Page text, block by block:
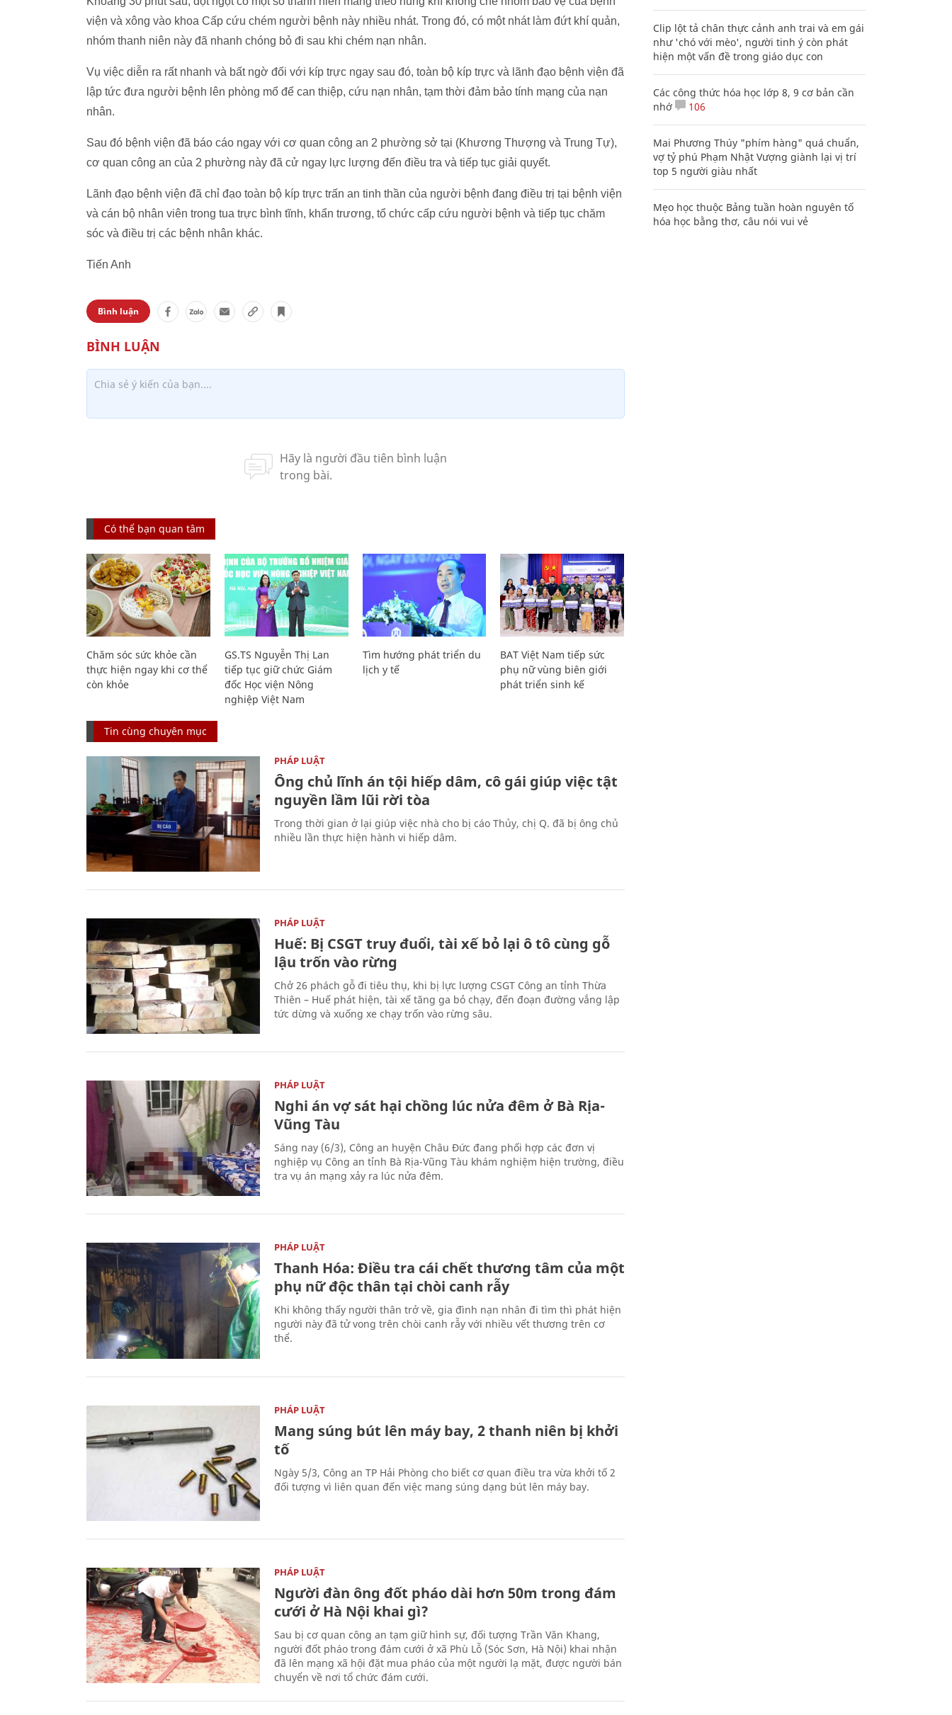
viện và xông vào khoa Cấp cứu chém người bệnh này nhiều nhát. Trong đó, có một nhát làm đứt khí quản,
nhóm thanh niên này đã nhanh chóng bỏ đi sau khi chém nạn nhân.
Vụ việc diễn ra rất nhanh và bất ngờ đối với kíp trực ngay sau đó, toàn bộ kíp trực và lãnh đạo bệnh viện đã
lập tức đưa người bệnh lên phòng mổ để can thiệp, cứu nạn nhân, tạm thời đảm bảo tính mạng của nạn
nhân.
Sau đó bệnh viện đã báo cáo ngay với cơ quan công an 2 phường sở tại (Khương Thượng và Trung Tự),
cơ quan công an của 2 phường này đã cử ngay lực lượng đến điều tra và tiếp tục giải quyết.
Lãnh đạo bệnh viện đã chỉ đạo toàn bộ kíp trực trấn an tinh thần của người bệnh đang điều trị tại bệnh viện
và cán bộ nhân viên trong tua trực bình tĩnh, khẩn trương, tổ chức cấp cứu người bệnh và tiếp tục chăm
sóc và điều trị các bệnh nhân khác.
Tiến Anh
Bình luận
Có thể bạn quan tâm
Chăm sóc sức khỏe cần
thực hiện ngay khi cơ thể
còn khỏe
GS.TS Nguyễn Thị Lan
tiếp tục giữ chức Giám
đốc Học viện Nông
nghiệp Việt Nam
Tìm hướng phát triển du
lịch y tế
BAT Việt Nam tiếp sức
phụ nữ vùng biên giới
phát triển sinh kế
Tin cùng chuyên mục
PHÁP LUẬT
Ông chủ lĩnh án tội hiếp dâm, cô gái giúp việc tật
nguyền lầm lũi rời tòa
Trong thời gian ở lại giúp việc nhà cho bị cáo Thủy, chị Q. đã bị ông chủ
nhiều lần thực hiện hành vi hiếp dâm.
PHÁP LUẬT
Huế: Bị CSGT truy đuổi, tài xế bỏ lại ô tô cùng gỗ
lậu trốn vào rừng
Chở 26 phách gỗ đi tiêu thụ, khi bị lực lượng CSGT Công an tỉnh Thừa
Thiên – Huế phát hiện, tài xế tăng ga bỏ chạy, đến đoạn đường vắng lập
tức dừng và xuống xe chạy trốn vào rừng sâu.
PHÁP LUẬT
Nghi án vợ sát hại chồng lúc nửa đêm ở Bà Rịa-
Vũng Tàu
Sáng nay (6/3), Công an huyện Châu Đức đang phối hợp các đơn vị
nghiệp vụ Công an tỉnh Bà Rịa-Vũng Tàu khám nghiệm hiện trường, điều
tra vụ án mạng xảy ra lúc nửa đêm.
PHÁP LUẬT
Thanh Hóa: Điều tra cái chết thương tâm của một
phụ nữ độc thân tại chòi canh rẫy
Khi không thấy người thân trở về, gia đình nạn nhân đi tìm thì phát hiện
người này đã tử vong trên chòi canh rẫy với nhiều vết thương trên cơ
thể.
PHÁP LUẬT
Mang súng bút lên máy bay, 2 thanh niên bị khởi
tố
Ngày 5/3, Công an TP Hải Phòng cho biết cơ quan điều tra vừa khởi tố 2
đối tượng vì liên quan đến việc mang súng dạng bút lên máy bay.
PHÁP LUẬT
Người đàn ông đốt pháo dài hơn 50m trong đám
cưới ở Hà Nội khai gì?
Sau bị cơ quan công an tạm giữ hình sự, đối tượng Trần Văn Khang,
người đốt pháo trong đám cưới ở xã Phù Lỗ (Sóc Sơn, Hà Nội) khai nhận
đã lên mạng xã hội đặt mua pháo của một người lạ mặt, được người bán
chuyển về nơi tổ chức đám cưới.
Clip lột tả chân thực cảnh anh trai và em gái
như 'chó với mèo', người tinh ý còn phát
hiện một vấn đề trong giáo dục con
Các công thức hóa học lớp 8, 9 cơ bản cần
nhớ
106
Mai Phương Thúy "phím hàng" quá chuẩn,
vợ tỷ phú Phạm Nhật Vượng giành lại vị trí
top 5 người giàu nhất
Mẹo học thuộc Bảng tuần hoàn nguyên tố
hóa học bằng thơ, câu nói vui vẻ